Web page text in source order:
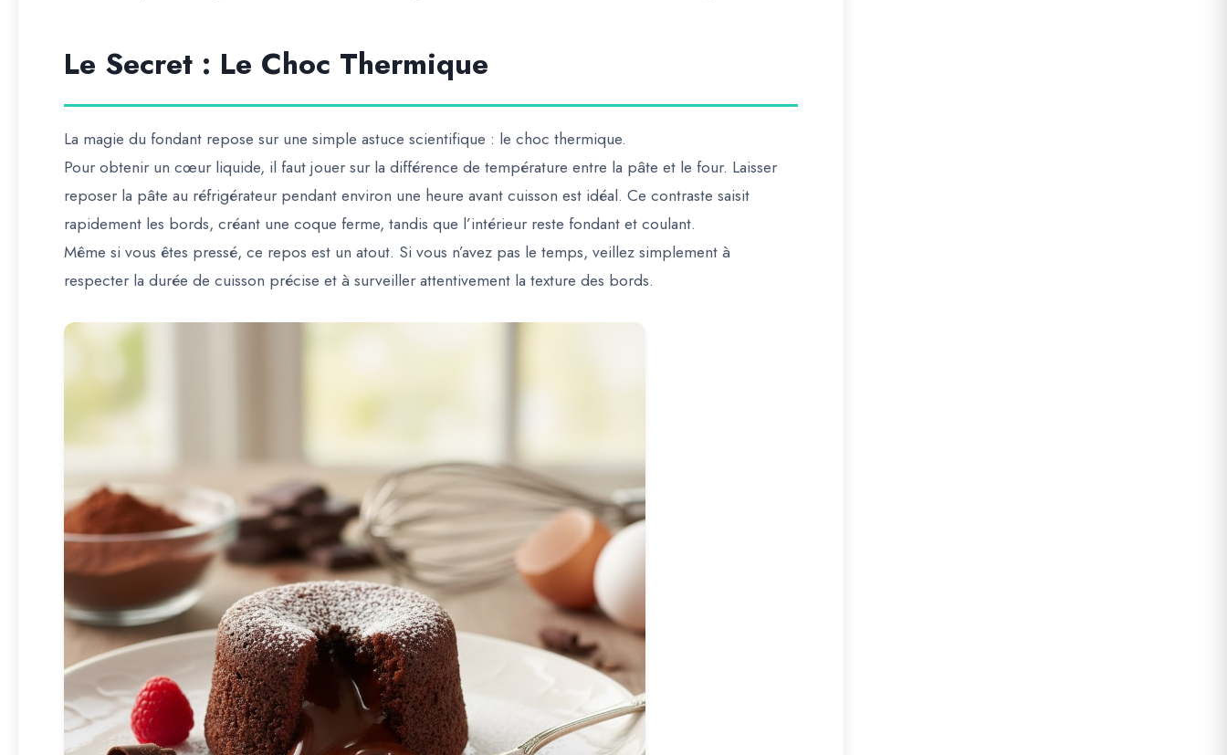
Le Secret : Le Choc Thermique
La magie du fondant repose sur une simple astuce scientifique : le choc thermique.
Pour obtenir un cœur liquide, il faut jouer sur la différence de température entre la pâte et le four. Laisser
reposer la pâte au réfrigérateur pendant environ une heure avant cuisson est idéal. Ce contraste saisit
rapidement les bords, créant une coque ferme, tandis que l’intérieur reste fondant et coulant.
Même si vous êtes pressé, ce repos est un atout. Si vous n’avez pas le temps, veillez simplement à
respecter la durée de cuisson précise et à surveiller attentivement la texture des bords.